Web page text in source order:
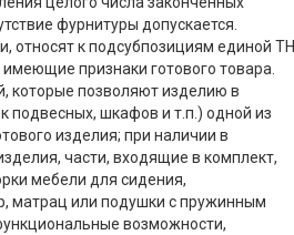
фурнитуры допускается.
относят к подсубпозициям единой ТН
признаки готового товара.
которые позволяют изделию в
подвесных, шкафов и т.п.) одной из
изделия; при наличии в
части, входящие в комплект,
мебели для сидения,
матрац или подушки с пружинным
возможности,